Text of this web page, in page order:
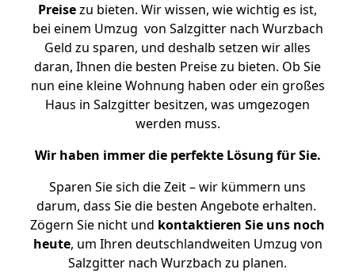
Preisezu bieten. Wir wissen, wie wichtig es ist,
bei einem Umzug von Salzgitter nach Wurzbach
Geld zu sparen, und deshalb setzen wir alles
daran, Ihnen die besten Preise zu bieten. Ob Sie
nun eine kleine Wohnung haben oder ein großes
Haus in Salzgitter besitzen, was umgezogen
werden muss.
Wir haben immer die perfekte Lösung für Sie.
Sparen Sie sich die Zeit – wir kümmern uns
darum, dass Sie die besten Angebote erhalten.
Zögern Sie nicht und kontaktieren Sie uns noch
heute, um Ihren deutschlandweiten Umzug von
Salzgitter nach Wurzbach zu planen.